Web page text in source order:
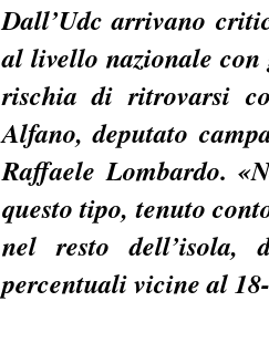
Dall’Udc arrivano
al livello nazionale
rischia di ritrovarsi
Alfano, deputato
Raffaele Lombardo.
questo tipo, tenuto
nel resto dell’isola,
percentuali vicine al